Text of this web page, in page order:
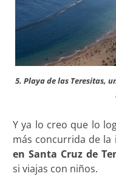
5. Playa de las Teresitas,
Y ya lo creo que lo
más concurrida de la
en Santa Cruz de
si viajas con niños.